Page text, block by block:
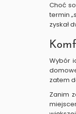
Choć
termin
zyskał
Wybór
zatem
Zanim